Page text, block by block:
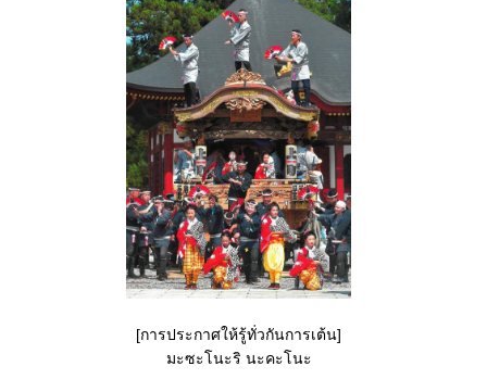
[การประกาศให้รู้ทั่วกันการเต้น]
มะซะโนะริ นะคะโนะ